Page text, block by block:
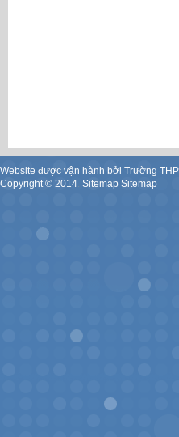
Website được vận hành bởi Trường
Copyright © 2014. Sitemap Sitemap